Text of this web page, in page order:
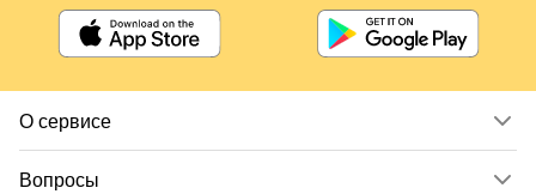
О сервисе
Вопросы